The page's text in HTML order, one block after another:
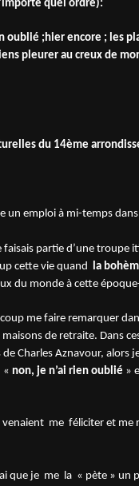
quel ordre):
oublié ;hier encore ; les
pleurer au creux de
du 14ème
un emploi à mi-temps
faisais partie d’une troupe
cette vie quand
la
du monde à cette
me faire remarquer
de retraite. Dans
Charles Aznavour, alors
« non, je n’ai rien oublié »
me féliciter et me
que je me la « pète » un